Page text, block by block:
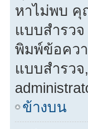
หาไม่พบ คุ
แบบสำรวจ
พิมพ์ข้อคว
แบบสำรว
ข้างบน